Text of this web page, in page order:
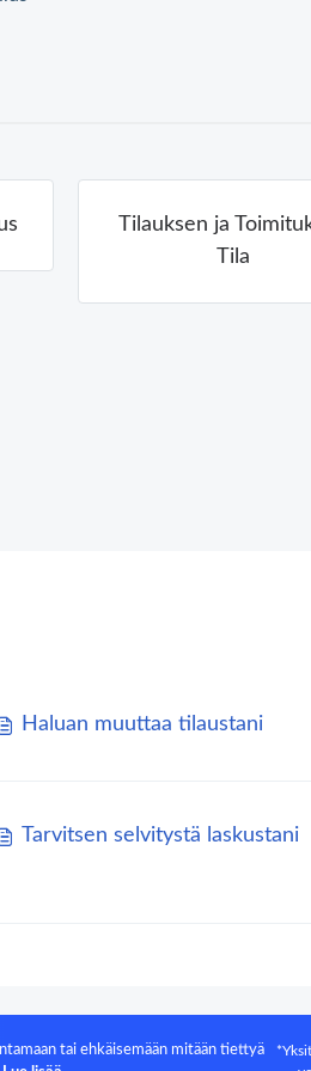
Tilauksen ja
Tila
Haluan muuttaa tilaustani
Tarvitsen selvitystä laskustani
tai ehkäisemään mitään tiettyä